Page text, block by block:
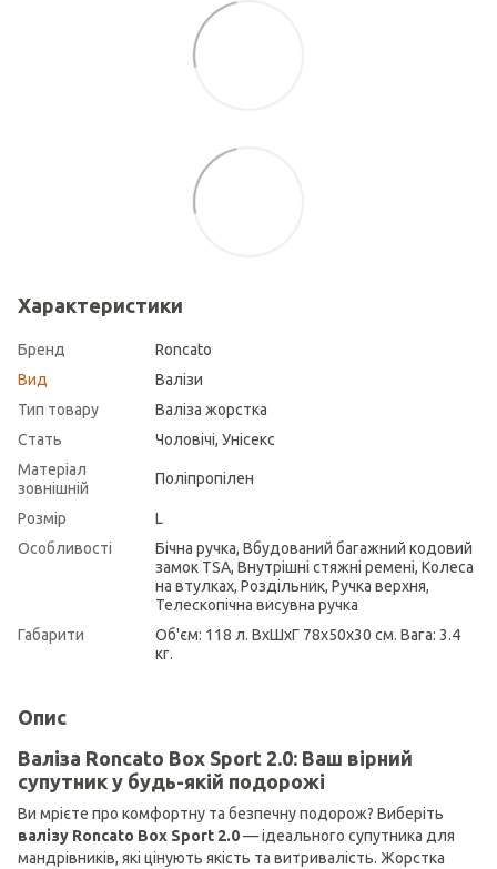
Характеристики
Бренд
Roncato
Вид
Валізи
Тип товару
Валіза жорстка
Стать
Чоловічі, Унісекс
Матеріал
зовнішній
Поліпропілен
Розмір
L
Особливості
Бічна ручка, Вбудований багажний кодовий
замок TSA, Внутрішні стяжні ремені, Колеса
на втулках, Роздільник, Ручка верхня,
Телескопічна висувна ручка
Габарити
Об'єм: 118 л. ВхШхГ 78х50х30 см. Вага: 3.4
кг.
Опис
Валіза Roncato Box Sport 2.0: Ваш вірний
супутник у будь-якій подорожі
Ви мрієте про комфортну та безпечну подорож? Виберіть
валізу Roncato Box Sport 2.0— ідеального супутника для
мандрівників, які цінують якість та витривалість. Жорстка